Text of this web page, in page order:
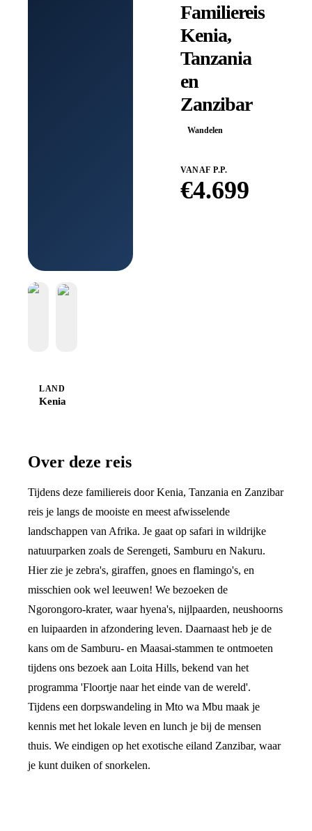
Familiereis
Kenia,
Tanzania
en
Zanzibar
Wandelen
VANAF P.P.
€4.699
LAND
Kenia
Over deze reis
Tijdens deze familiereis door Kenia, Tanzania en Zanzibar
reis je langs de mooiste en meest afwisselende
landschappen van Afrika. Je gaat op safari in wildrijke
natuurparken zoals de Serengeti, Samburu en Nakuru.
Hier zie je zebra's, giraffen, gnoes en flamingo's, en
misschien ook wel leeuwen! We bezoeken de
Ngorongoro-krater, waar hyena's, nijlpaarden, neushoorns
en luipaarden in afzondering leven. Daarnaast heb je de
kans om de Samburu- en Maasai-stammen te ontmoeten
tijdens ons bezoek aan Loita Hills, bekend van het
programma 'Floortje naar het einde van de wereld'.
Tijdens een dorpswandeling in Mto wa Mbu maak je
kennis met het lokale leven en lunch je bij de mensen
thuis. We eindigen op het exotische eiland Zanzibar, waar
je kunt duiken of snorkelen.